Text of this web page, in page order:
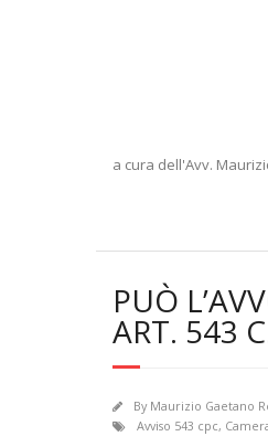
a cura dell'Avv.
PUÒ
ART. 543
By Maurizio Gaetano
Avviso 543 cpc,